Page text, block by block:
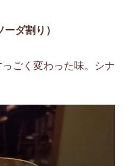
ダ割り）
ごく変わった味。シナ